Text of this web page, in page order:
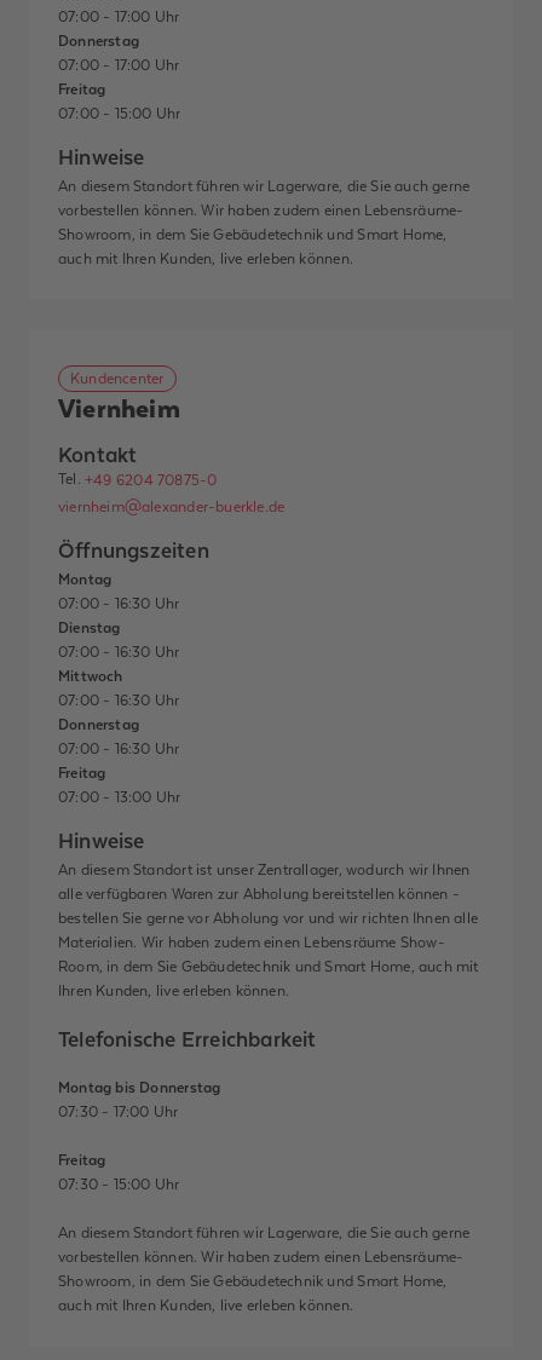
07:00 - 17:00 Uhr
Donnerstag
07:00 - 17:00 Uhr
Freitag
07:00 - 15:00 Uhr
Hinweise
An diesem Standort führen wir Lagerware, die Sie auch gerne
vorbestellen können. Wir haben zudem einen Lebensräume-
Showroom, in dem Sie Gebäudetechnik und Smart Home,
auch mit Ihren Kunden, live erleben können.
Kundencenter
Viernheim
Kontakt
Tel.+49 6204 70875-0
viernheim@alexander-buerkle.de
Öffnungszeiten
Montag
07:00 - 16:30 Uhr
Dienstag
07:00 - 16:30 Uhr
Mittwoch
07:00 - 16:30 Uhr
Donnerstag
07:00 - 16:30 Uhr
Freitag
07:00 - 13:00 Uhr
Hinweise
An diesem Standort ist unser Zentrallager, wodurch wir Ihnen
alle verfügbaren Waren zur Abholung bereitstellen können -
bestellen Sie gerne vor Abholung vor und wir richten Ihnen alle
Materialien. Wir haben zudem einen Lebensräume Show-
Room, in dem Sie Gebäudetechnik und Smart Home, auch mit
Ihren Kunden, live erleben können.
Telefonische Erreichbarkeit
Montag bis Donnerstag
07:30 - 17:00 Uhr
Freitag
07:30 - 15:00 Uhr
An diesem Standort führen wir Lagerware, die Sie auch gerne
vorbestellen können. Wir haben zudem einen Lebensräume-
Showroom, in dem Sie Gebäudetechnik und Smart Home,
auch mit Ihren Kunden, live erleben können.